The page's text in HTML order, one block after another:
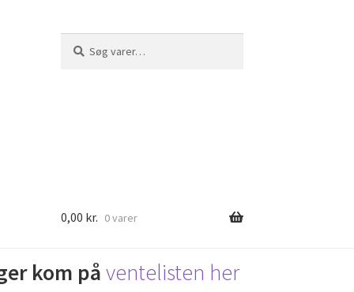
efter:
0,00 kr. 0 varer
kom påventelisten her